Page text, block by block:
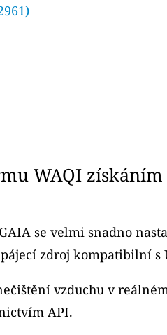
WAQI
se velmi snadno
zdroj kompatibilní s
vzduchu v
API.